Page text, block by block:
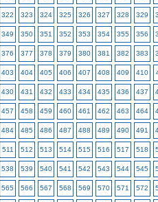
322 323 324 325 326 327 328 329
349 350 351 352 353 354 355 356
376 377 378 379 380 381 382 383
403 404 405 406 407 408 409 410
430 431 432 433 434 435 436 437
457 458 459 460 461 462 463 464
484 485 486 487 488 489 490 491
511 512 513 514 515 516 517 518
538 539 540 541 542 543 544 545
565 566 567 568 569 570 571 572